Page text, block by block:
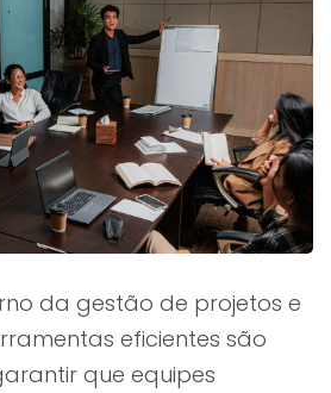
da gestão de projetos e
eficientes são
que equipes